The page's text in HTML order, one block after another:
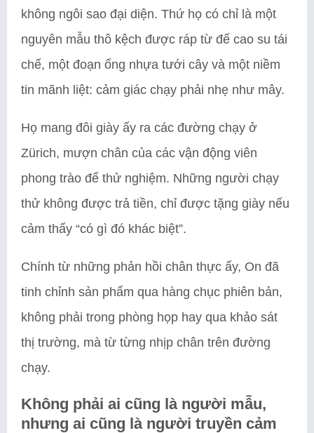
không ngôi sao đại diện. Thứ họ có chỉ là một
nguyên mẫu thô kệch được ráp từ đế cao su tái
chế, một đoạn ống nhựa tưới cây và một niềm
tin mãnh liệt: cảm giác chạy phải nhẹ như mây.
Họ mang đôi giày ấy ra các đường chạy ở
Zürich, mượn chân của các vận động viên
phong trào để thử nghiệm. Những người chạy
thử không được trả tiền, chỉ được tặng giày nếu
cảm thấy “có gì đó khác biệt”.
Chính từ những phản hồi chân thực ấy, On đã
tinh chỉnh sản phẩm qua hàng chục phiên bản,
không phải trong phòng họp hay qua khảo sát
thị trường, mà từ từng nhịp chân trên đường
chạy.
Không phải ai cũng là người mẫu,
nhưng ai cũng là người truyền cảm